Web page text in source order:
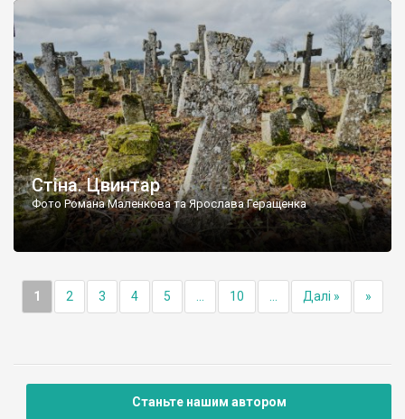
ньому чимало хрестів 19 століття, є такі, де епітафії стер […]
Стіна. Цвинтар
Фото Романа Маленкова та Ярослава Геращенка
1 2 3 4 5 10 Далі » »
Станьте нашим автором